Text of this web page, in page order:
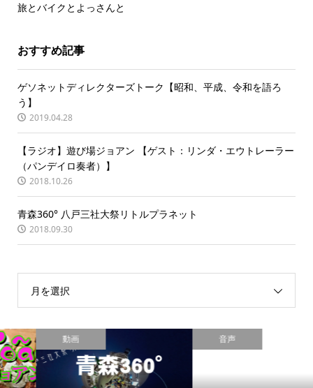
旅とバイクとよっさんと
おすすめ記事
ゲソネットディレクターズトーク【昭和、平成、令和を語ろ
う】
2019.04.28
【ラジオ】遊び場ジョアン 【ゲスト：リンダ・エウトレーラー
（パンデイロ奏者）】
2018.10.26
青森360° 八戸三社大祭リトルプラネット
2018.09.30
月を選択
動画